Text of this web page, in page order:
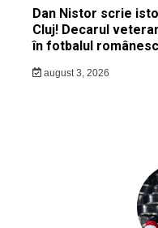
Dan Nistor scrie
Cluj! Decarul
în fotbalul românesc
august 3, 2026